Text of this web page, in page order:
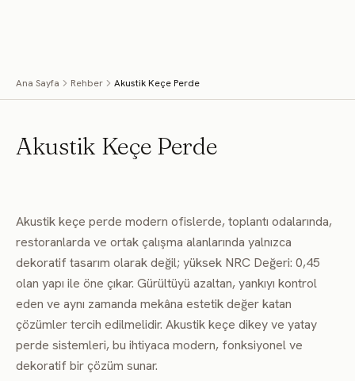
Ana Sayfa Rehber Akustik Keçe Perde
Akustik Keçe Perde
Akustik keçe perde modern ofislerde, toplantı odalarında,
restoranlarda ve ortak çalışma alanlarında yalnızca
dekoratif tasarım olarak değil; yüksek NRC Değeri: 0,45
olan yapı ile öne çıkar. Gürültüyü azaltan, yankıyı kontrol
eden ve aynı zamanda mekâna estetik değer katan
çözümler tercih edilmelidir. Akustik keçe dikey ve yatay
perde sistemleri, bu ihtiyaca modern, fonksiyonel ve
dekoratif bir çözüm sunar.